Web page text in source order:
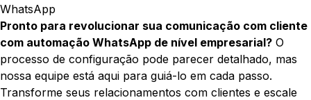
WhatsApp
Pronto para revolucionar sua comunicação com cliente
com automação WhatsApp de nível empresarial? O
processo de configuração pode parecer detalhado, mas
nossa equipe está aqui para guiá-lo em cada passo.
Transforme seus relacionamentos com clientes e escale